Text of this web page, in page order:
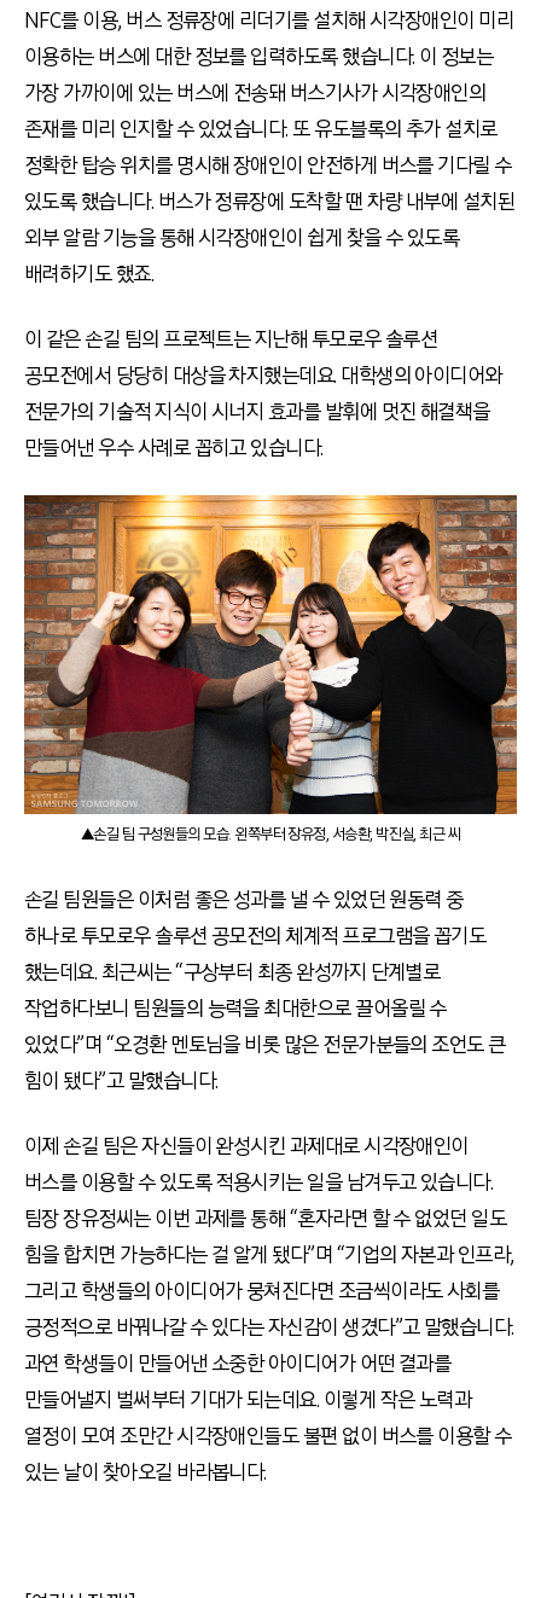
NFC를 이용, 버스 정류장에 리더기를 설치해 시각장애인이 미리
이용하는 버스에 대한 정보를 입력하도록 했습니다. 이 정보는
가장 가까이에 있는 버스에 전송돼 버스기사가 시각장애인의
존재를 미리 인지할 수 있었습니다. 또 유도블록의 추가 설치로
정확한 탑승 위치를 명시해 장애인이 안전하게 버스를 기다릴 수
있도록 했습니다. 버스가 정류장에 도착할 땐 차량 내부에 설치된
외부 알람 기능을 통해 시각장애인이 쉽게 찾을 수 있도록
배려하기도 했죠.
이 같은 손길 팀의 프로젝트는 지난해 투모로우 솔루션
공모전에서 당당히 대상을 차지했는데요. 대학생의 아이디어와
전문가의 기술적 지식이 시너지 효과를 발휘에 멋진 해결책을
만들어낸 우수 사례로 꼽히고 있습니다.
▲손길 팀 구성원들의 모습. 왼쪽부터 장유정, 서승환, 박진실, 최근 씨
손길 팀원들은 이처럼 좋은 성과를 낼 수 있었던 원동력 중
하나로 투모로우 솔루션 공모전의 체계적 프로그램을 꼽기도
했는데요. 최근씨는 “구상부터 최종 완성까지 단계별로
작업하다보니 팀원들의 능력을 최대한으로 끌어올릴 수
있었다”며 “오경환 멘토님을 비롯 많은 전문가분들의 조언도 큰
힘이 됐다”고 말했습니다.
이제 손길 팀은 자신들이 완성시킨 과제대로 시각장애인이
버스를 이용할 수 있도록 적용시키는 일을 남겨두고 있습니다.
팀장 장유정씨는 이번 과제를 통해 “혼자라면 할 수 없었던 일도
힘을 합치면 가능하다는 걸 알게 됐다”며 “기업의 자본과 인프라,
그리고 학생들의 아이디어가 뭉쳐진다면 조금씩이라도 사회를
긍정적으로 바꿔나갈 수 있다는 자신감이 생겼다”고 말했습니다.
과연 학생들이 만들어낸 소중한 아이디어가 어떤 결과를
만들어낼지 벌써부터 기대가 되는데요. 이렇게 작은 노력과
열정이 모여 조만간 시각장애인들도 불편 없이 버스를 이용할 수
있는 날이 찾아오길 바라봅니다.